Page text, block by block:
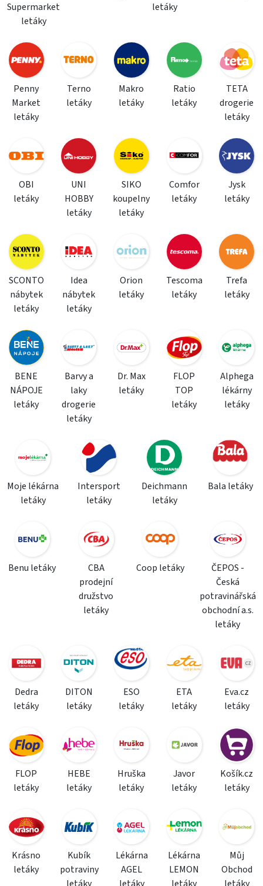
Supermarket
letáky
letáky
Penny
Market
letáky
Terno
letáky
Makro
letáky
Ratio
letáky
TETA
drogerie
letáky
OBI
letáky
UNI
HOBBY
letáky
SIKO
koupelny
letáky
Comfor
letáky
Jysk
letáky
SCONTO
nábytek
letáky
Idea
nábytek
letáky
Orion
letáky
Tescoma
letáky
Trefa
letáky
BENE
NÁPOJE
letáky
Barvy a
laky
drogerie
letáky
Dr. Max
letáky
FLOP
TOP
letáky
Alphega
lékárny
letáky
Moje lékárna
letáky
Intersport
letáky
Deichmann
letáky
Bala letáky
Benu letáky
CBA
prodejní
družstvo
letáky
Coop letáky
ČEPOS -
Česká
potravinářská
obchodní a.s.
letáky
Dedra
letáky
DITON
letáky
ESO
letáky
ETA
letáky
Eva.cz
letáky
FLOP
letáky
HEBE
letáky
Hruška
letáky
Javor
letáky
Košík.cz
letáky
Krásno
letáky
Kubík
potraviny
Lékárna
AGEL
Lékárna
LEMON
Můj
Obchod